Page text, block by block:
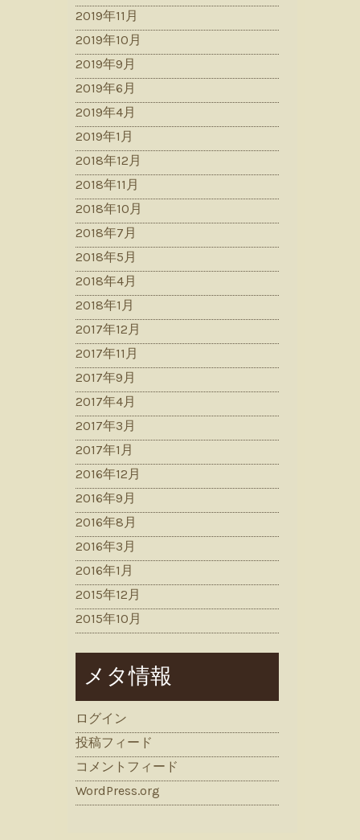
2019年11月
2019年10月
2019年9月
2019年6月
2019年4月
2019年1月
2018年12月
2018年11月
2018年10月
2018年7月
2018年5月
2018年4月
2018年1月
2017年12月
2017年11月
2017年9月
2017年4月
2017年3月
2017年1月
2016年12月
2016年9月
2016年8月
2016年3月
2016年1月
2015年12月
2015年10月
メタ情報
ログイン
投稿フィード
コメントフィード
WordPress.org